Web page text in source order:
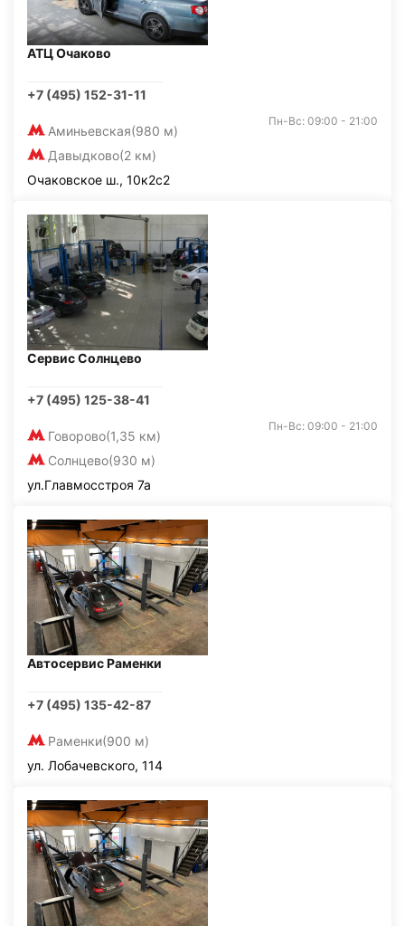
АТЦ Очаково
+7 (495) 152-31-11
Аминьевская(980 м)
Давыдково(2 км)
Пн-Вс: 09:00 - 21:00
Очаковское ш., 10к2с2
Сервис Солнцево
+7 (495) 125-38-41
Говорово(1,35 км)
Солнцево(930 м)
Пн-Вс: 09:00 - 21:00
ул.Главмосстроя 7а
Автосервис Раменки
+7 (495) 135-42-87
Раменки(900 м)
ул. Лобачевского, 114